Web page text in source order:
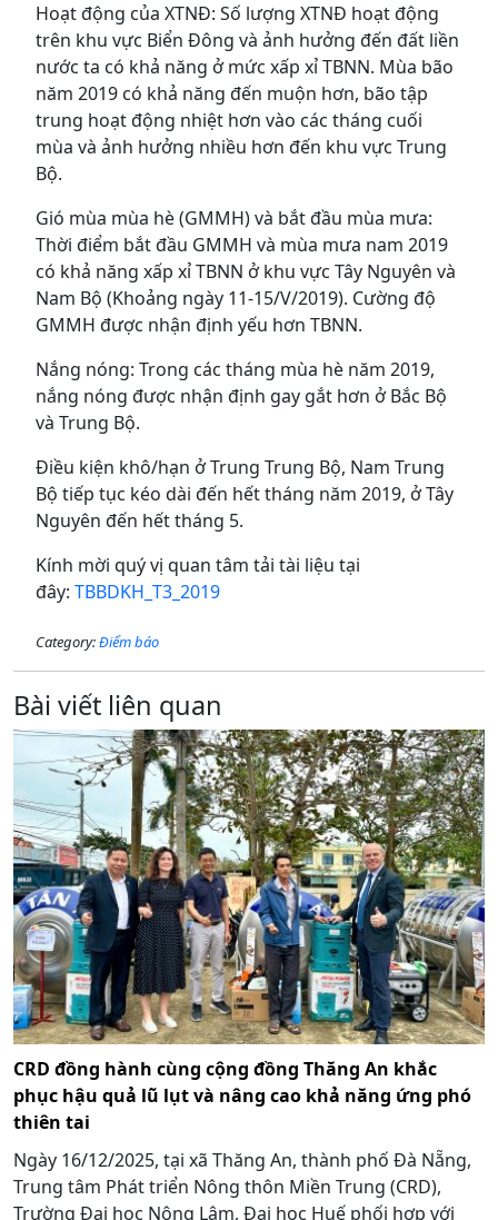
Hoạt động của XTNĐ: Số lượng XTNĐ hoạt động
trên khu vực Biển Đông và ảnh hưởng đến đất liền
nước ta có khả năng ở mức xấp xỉ TBNN. Mùa bão
năm 2019 có khả năng đến muộn hơn, bão tập
trung hoạt động nhiệt hơn vào các tháng cuối
mùa và ảnh hưởng nhiều hơn đến khu vực Trung
Bộ.
Gió mùa mùa hè (GMMH) và bắt đầu mùa mưa:
Thời điểm bắt đầu GMMH và mùa mưa nam 2019
có khả năng xấp xỉ TBNN ở khu vực Tây Nguyên và
Nam Bộ (Khoảng ngày 11-15/V/2019). Cường độ
GMMH được nhận định yếu hơn TBNN.
Nắng nóng: Trong các tháng mùa hè năm 2019,
nắng nóng được nhận định gay gắt hơn ở Bắc Bộ
và Trung Bộ.
Điều kiện khô/hạn ở Trung Trung Bộ, Nam Trung
Bộ tiếp tục kéo dài đến hết tháng năm 2019, ở Tây
Nguyên đến hết tháng 5.
Kính mời quý vị quan tâm tải tài liệu tại
đây: TBBDKH_T3_2019
Category:Điểm báo
Bài viết liên quan
CRD đồng hành cùng cộng đồng Thăng An khắc
phục hậu quả lũ lụt và nâng cao khả năng ứng phó
thiên tai
Ngày 16/12/2025, tại xã Thăng An, thành phố Đà Nẵng,
Trung tâm Phát triển Nông thôn Miền Trung (CRD),
Trường Đại học Nông Lâm, Đại học Huế phối hợp với